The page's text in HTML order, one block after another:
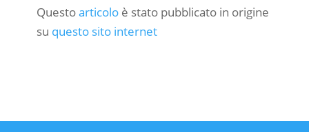
Questoarticoloè stato pubblicato in origine
su questo sito internet